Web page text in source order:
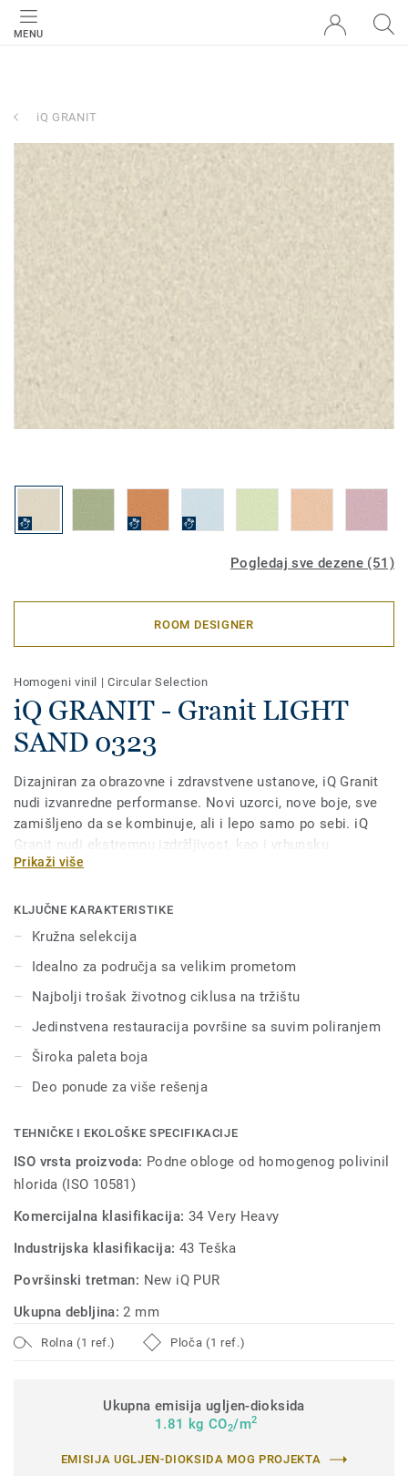
MENU
iQ GRANIT
Pogledaj sve dezene (51)
ROOM DESIGNER
Homogeni vinil |Circular Selection
iQ GRANIT - Granit LIGHT
SAND 0323
Dizajniran za obrazovne i zdravstvene ustanove, iQ Granit
nudi izvanredne performanse. Novi uzorci, nove boje, sve
zamišljeno da se kombinuje, ali i lepo samo po sebi. iQ
Granit nudi ekstremnu izdržljivost, kao i vrhunsku
otpornost na habanje, mrlje i habanje za sve oblasti sa
voskom, dovoljno je jednostavno suvo poliranje da se
ovom podu vrati prvobitni izgled. Zahvaljujući nizu formata
i usklađenim dodacima—uključujući akustične, statičke
disipativne i podove otporne na klizanje—iQ Granit je prava
ponuda sa više rešenja.Ova kolekcija je deo naše kružne
Prikaži više
KLJUČNE KARAKTERISTIKE
Kružna selekcija
Idealno za područja sa velikim prometom
Najbolji trošak životnog ciklusa na tržištu
Jedinstvena restauracija površine sa suvim poliranjem
Široka paleta boja
Deo ponude za više rešenja
TEHNIČKE I EKOLOŠKE SPECIFIKACIJE
ISO vrsta proizvoda: Podne obloge od homogenog polivinil
hlorida (ISO 10581)
Komercijalna klasifikacija: 34 Very Heavy
Industrijska klasifikacija: 43 Teška
Površinski tretman: New iQ PUR
Ukupna debljina:2 mm
Rolna (1 ref.) Ploča (1 ref.)
Ukupna emisija ugljen-dioksida
1.81 kg CO2/m2
EMISIJA UGLJEN-DIOKSIDA MOG PROJEKTA